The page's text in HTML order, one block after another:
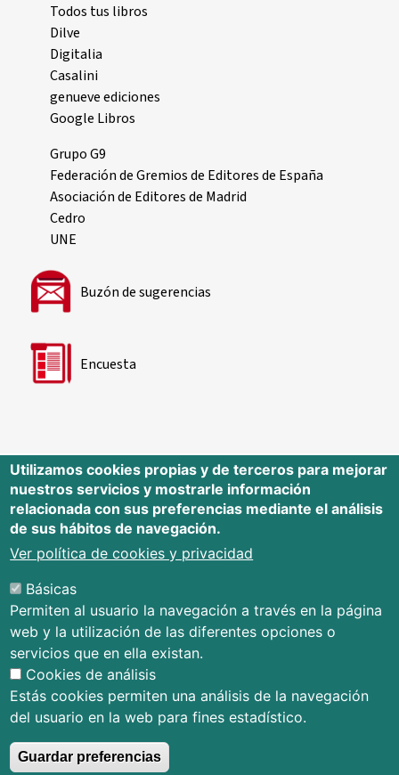
Todos tus libros
Dilve
Digitalia
Casalini
genueve ediciones
Google Libros
Grupo G9
Federación de Gremios de Editores de España
Asociación de Editores de Madrid
Cedro
UNE
Buzón de sugerencias
Encuesta
Editorial Universidad de Cantabria
Edificio Tres Torres, Torre C, planta –1
Avda. Los Castros s/n - 39005
Tfno.: 942 201 087 - 942 201 291
E-mail:publica@unican.es
Términos y condiciones
Mapa Web
Accesibilidad
Utilizamos cookies propias y de terceros para mejorar
nuestros servicios y mostrarle información
relacionada con sus preferencias mediante el análisis
de sus hábitos de navegación.
Ver política de cookies y privacidad
Básicas
Permiten al usuario la navegación a través en la página
web y la utilización de las diferentes opciones o
servicios que en ella existan.
Cookies de análisis
Estás cookies permiten una análisis de la navegación
del usuario en la web para fines estadístico.
Guardar preferencias